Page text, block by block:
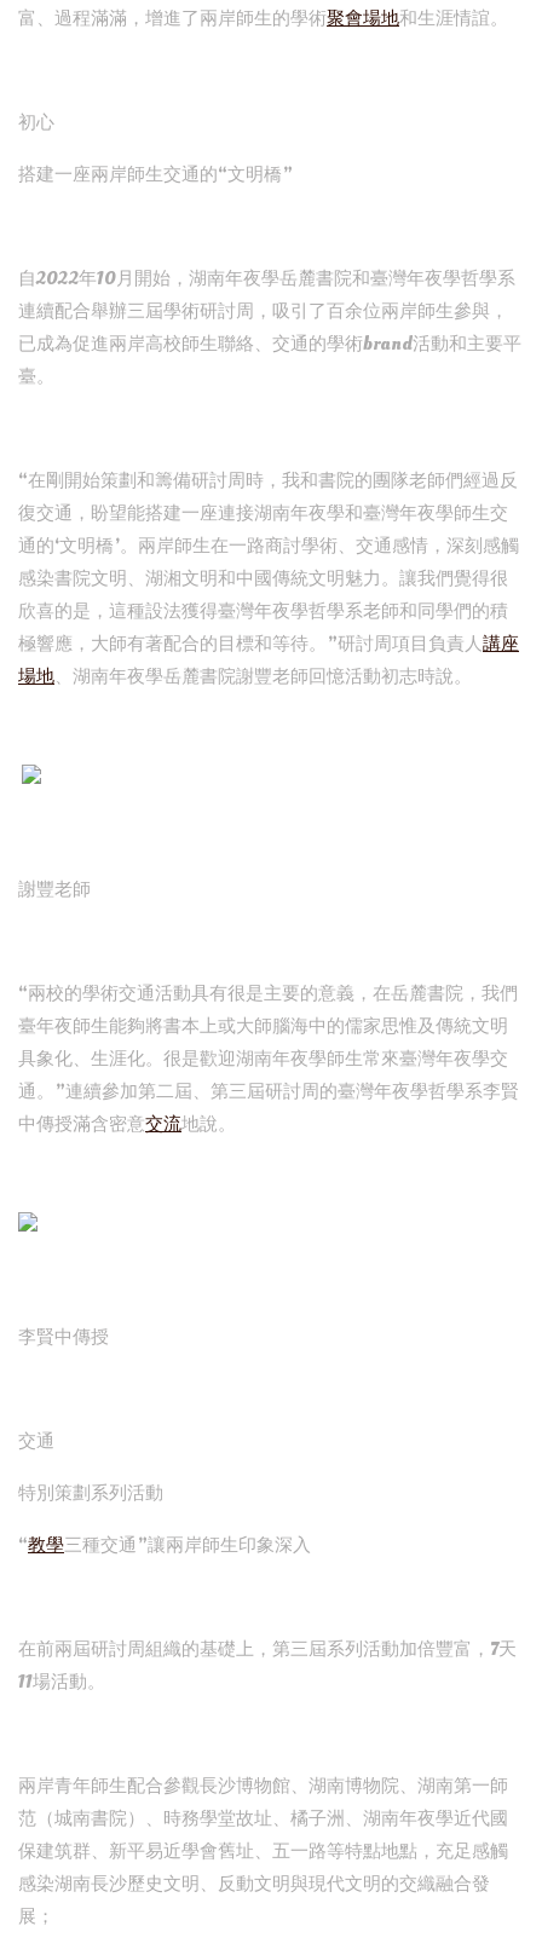
富、過程滿滿，增進了兩岸師生的學術聚會場地和生涯情誼。
初心
搭建一座兩岸師生交通的“文明橋”
自2022年10月開始，湖南年夜學岳麓書院和臺灣年夜學哲學系
連續配合舉辦三屆學術研討周，吸引了百余位兩岸師生參與，
已成為促進兩岸高校師生聯絡、交通的學術brand活動和主要平
臺。
“在剛開始策劃和籌備研討周時，我和書院的團隊老師們經過反
復交通，盼望能搭建一座連接湖南年夜學和臺灣年夜學師生交
通的‘文明橋’。兩岸師生在一路商討學術、交通感情，深刻感觸
感染書院文明、湖湘文明和中國傳統文明魅力。讓我們覺得很
欣喜的是，這種設法獲得臺灣年夜學哲學系老師和同學們的積
極響應，大師有著配合的目標和等待。”研討周項目負責人講座
場地、湖南年夜學岳麓書院謝豐老師回憶活動初志時說。
謝豐老師
“兩校的學術交通活動具有很是主要的意義，在岳麓書院，我們
臺年夜師生能夠將書本上或大師腦海中的儒家思惟及傳統文明
具象化、生涯化。很是歡迎湖南年夜學師生常來臺灣年夜學交
通。”連續參加第二屆、第三屆研討周的臺灣年夜學哲學系李賢
中傳授滿含密意交流地說。
李賢中傳授
交通
特別策劃系列活動
“教學三種交通”讓兩岸師生印象深入
在前兩屆研討周組織的基礎上，第三屆系列活動加倍豐富，7天
11場活動。
兩岸青年師生配合參觀長沙博物館、湖南博物院、湖南第一師
范（城南書院）、時務學堂故址、橘子洲、湖南年夜學近代國
保建筑群、新平易近學會舊址、五一路等特點地點，充足感觸
感染湖南長沙歷史文明、反動文明與現代文明的交織融合發
展；